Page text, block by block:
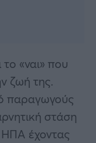
«ναι» που
ζωή της.
παραγωγούς
στάση
ΗΠΑ έχοντας